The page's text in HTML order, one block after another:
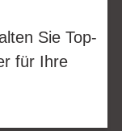
Sie Top-
für Ihre